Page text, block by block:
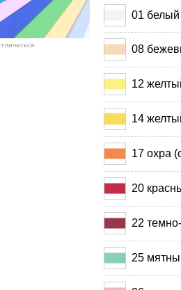
01
08
12
14
17 охра
20
22
25